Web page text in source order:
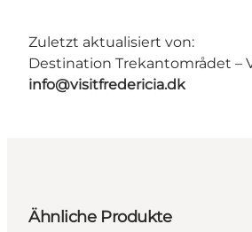
Zuletzt aktualisiert von:
Destination Trekantområdet –
info@visitfredericia.dk
Ähnliche Produkte